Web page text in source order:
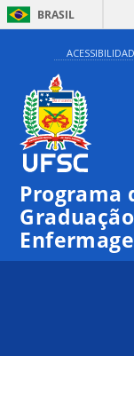
BRASIL
Programa